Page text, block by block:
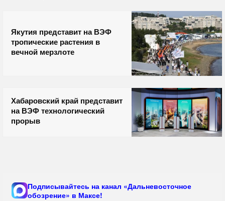
Якутия представит на ВЭФ
тропические растения в
вечной мерзлоте
Хабаровский край представит
на ВЭФ технологический
прорыв
Подписывайтесь на канал «Дальневосточное
обозрение» в Максе!